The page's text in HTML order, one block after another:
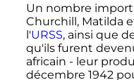
Un nombre
Churchill, Matilda
l'URSS, ainsi que
qu'ils furent
africain - leur
décembre 1942